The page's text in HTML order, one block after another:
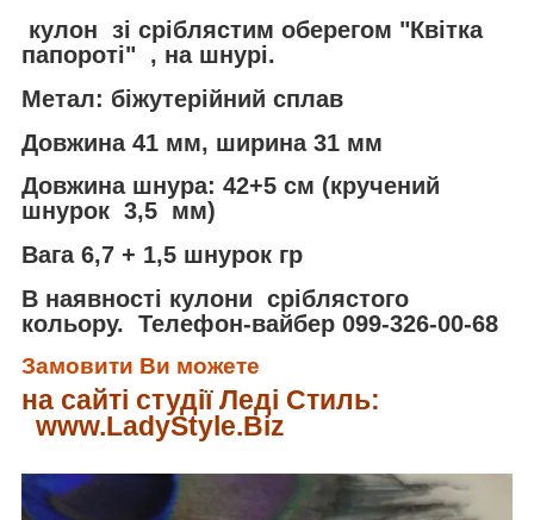
кулон зі сріблястим оберегом "Квітка
папороті" , на шнурі.
Метал: біжутерійний сплав
Довжина 41 мм, ширина 31 мм
Довжина шнура: 42+5 см (кручений
шнурок 3,5 мм)
Вага 6,7 + 1,5 шнурок гр
В наявності кулони сріблястого
кольору. Телефон-вайбер 099-326-00-68
Замовити Ви можете
на сайті студії Леді Стиль:
www.LadyStyle.Biz